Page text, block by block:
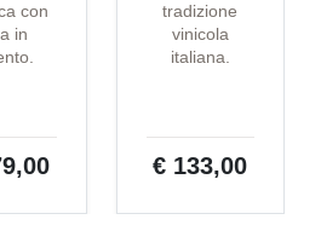
con
in
tradizione
vinicola
italiana.
€ 133,00